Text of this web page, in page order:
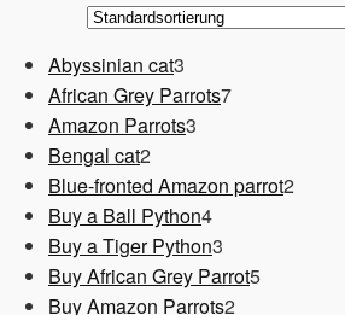
Abyssinian cat3
Produkte
African Grey Parrots77
Amazon Parrots3
Bengal cat22
Produkte
Blue-fronted Amazon parrot22
Buy a Ball Python44
Produkte
Buy a Tiger Python3
Produkte
Buy African Grey Parrot55
Buy Amazon Parrots22